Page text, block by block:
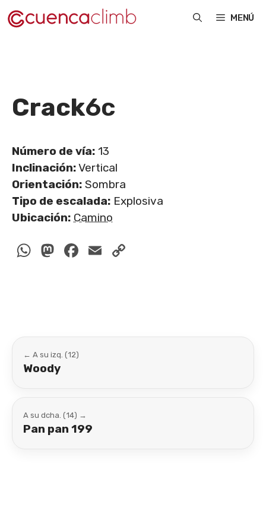
Saltar
al
MENÚ
Crack6c
Número de vía: 13
Inclinación:Vertical
Orientación: Sombra
Tipo de escalada: Explosiva
Ubicación: Camino
WhatsApp
Mastodon
Facebook
Email
← A su izq. (12)
Woody
A su dcha. (14) →
Pan pan 199